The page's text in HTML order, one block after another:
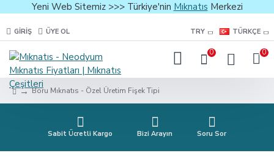
Yeni Web Sitemiz >>> Türkiye'nin Mıknatıs Merkezi
GIRIŞ ÜYE OL TRY TÜRKÇE
0 0
Boru Mıknatıs - Özel Üretim Fişek Tipi
Sabit Ücretli Kargo Bizi Arayın Soru Sor